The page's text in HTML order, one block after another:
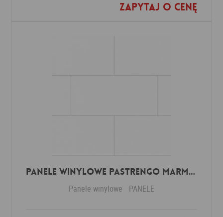
Zapytaj o cenę
Dodaj do ulubionych
Panele winylowe Pastrengo marmor beige 57590 Klasa 34 3 mm
Panele winylowe PANELE